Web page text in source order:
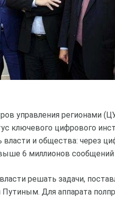
управления регионами
ключевого цифрового
и общества: через
6 миллионов сообщений
решать задачи,
Для аппарата